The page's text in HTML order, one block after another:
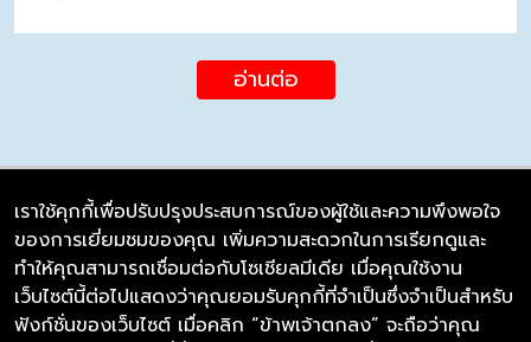
อ่านต่อ
บริษัท ซิมลิงค์ จำกัด
98/226 Bangrakyai-Baanmai Road,
Bangyai, Nonthaburi 11140
เราใช้คุกกี้เพื่อปรับปรุงประสบการณ์ของผู้ใช้และความพึงพอใจ
ของการเยี่ยมชมของคุณ เพิ่มความสะดวกในการเรียกดูและ
ทำให้คุณสามารถเชื่อมต่อกับโซเชียลมีเดีย เมื่อคุณใช้งาน
เว็บไซต์นี้ต่อไปแสดงว่าคุณยอมรับคุกกี้ที่จำเป็นซึ่งจำเป็นสำหรับ
ฟังก์ชั่นของเว็บไซต์ เมื่อคลิก “ข้าพเจ้าตกลง” จะถือว่าคุณ